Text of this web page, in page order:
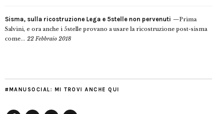
Sisma, sulla ricostruzione Lega e 5stelle non pervenuti
Prima
Salvini, e ora anche i 5stelle provano a usare la ricostruzione post-sisma
come... 22 Febbraio 2018
#MANUSOCIAL: MI TROVI ANCHE QUI